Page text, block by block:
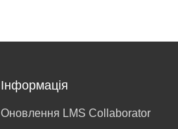
Інформація
Оновлення LMS Collaborator